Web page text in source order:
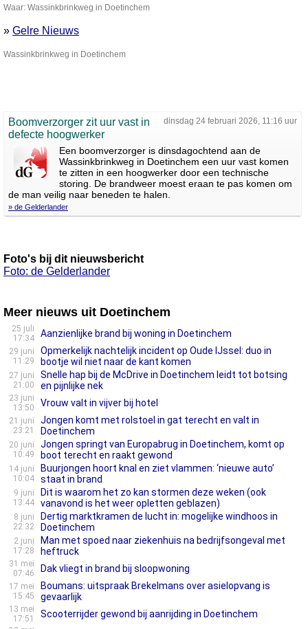
Waar: Wassinkbrinkweg in Doetinchem
» Gelre Nieuws
Wassinkbrinkweg in Doetinchem
dinsdag 24 februari 2026, 11:16 uur
Boomverzorger zit uur vast in
defecte hoogwerker
Een boomverzorger is dinsdagochtend aan de
Wassinkbrinkweg in Doetinchem een uur vast komen
te zitten in een hoogwerker door een technische
storing. De brandweer moest eraan te pas komen om
de man veilig naar beneden te halen.
» de Gelderlander
Foto's bij dit nieuwsbericht
Foto: de Gelderlander
Meer nieuws uit Doetinchem
25 juli
17:34
Aanzienlijke brand bij woning in Doetinchem
29 juni
11:29
Opmerkelijk nachtelijk incident op Oude IJssel: duo in
bootje wil niet naar de kant komen
27 juni
21:00
‎Snelle hap bij de McDrive in Doetinchem leidt tot botsing
en pijnlijke nek
23 juni
13:50
Vrouw valt in vijver bij hotel
21 juni
23:21
Jongen komt met rolstoel in gat terecht en valt in
Doetinchem
20 juni
10:49
Jongen springt van Europabrug in Doetinchem, komt op
boot terecht en raakt gewond
14 juni
10:04
Buurjongen hoort knal en ziet vlammen: ‘nieuwe auto’
staat in brand
9 juni
13:44
Dit is waarom het zo kan stormen deze weken (ook
vanavond is het weer opletten geblazen)
8 juni
22:32
Dertig marktkramen de lucht in: mogelijke windhoos in
Doetinchem
2 juni
17:28
Man met spoed naar ziekenhuis na bedrijfsongeval met
heftruck
31 mei
07:46
Dak vliegt in brand bij sloopwoning
17 mei
15:45
Boumans: uitspraak Brekelmans over asielopvang is
gevaarlijk
13 mei
17:51
Scooterrijder gewond bij aanrijding in Doetinchem